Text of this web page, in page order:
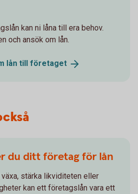
kan ni låna till era behov.
och ansök om lån.
lån till företaget
du ditt företag för lån
stärka likviditeten eller
kan ett företagslån vara ett